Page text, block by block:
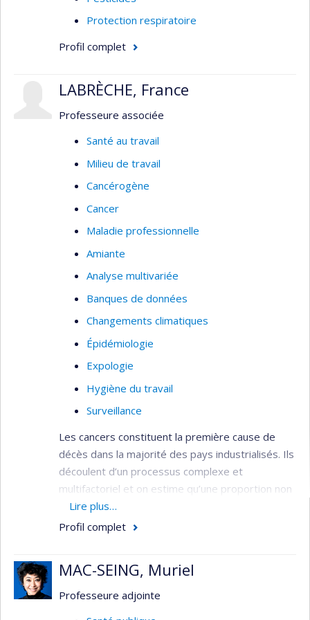
Protection respiratoire
Profil complet
LABRÈCHE, France
Professeure associée
Santé au travail
Milieu de travail
Cancérogène
Cancer
Maladie professionnelle
Amiante
Analyse multivariée
Banques de données
Changements climatiques
Épidémiologie
Expologie
Hygiène du travail
Surveillance
Les cancers constituent la première cause de
décès dans la majorité des pays industrialisés. Ils
découlent d’un processus complexe et
multifactoriel et on estime qu’une proportion non
négligeable d’entre eux pourrait être reliée à des
expositions environnementales associées au
professionnelles associées au cancer du sein et
sur les risques découlant d’expositions
Lire plus…
Profil complet
MAC-SEING, Muriel
Professeure adjointe